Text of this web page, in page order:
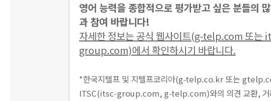
영어 능력을 종합적으로 평가받고 싶은 분들의
과 참여 바랍니다!
자세한 정보는 공식 웹사이트(g-telp.com 또는
group.com)에서 확인하시기 바랍니다.
*한국지텔프 및 지텔프코리아(g-telp.co.kr 또는
ITSC(itsc-group.com, g-telp.com)와의 의견 교환, 거